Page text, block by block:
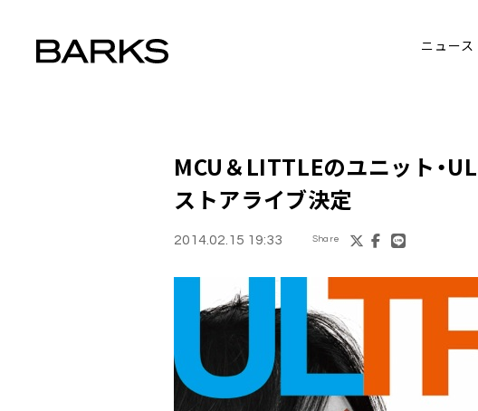
ニュース
MCU＆LITTLEのユニット・UL
ストアライブ決定
2014.02.15 19:33 Share